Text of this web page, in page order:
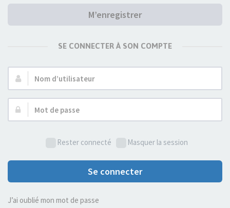
M’enregistrer
SE CONNECTER À SON COMPTE
Nom
Mot
Rester connecté Masquer la session
Se connecter
J’ai oublié mon mot de passe